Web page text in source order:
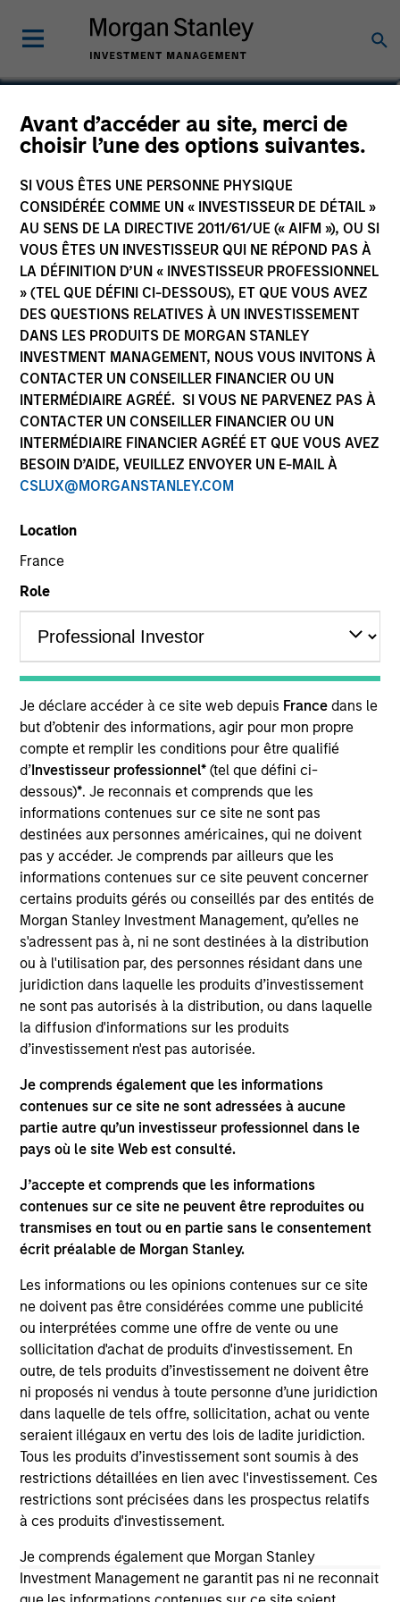
Avant d’accéder au site, merci de
choisir l’une des options suivantes.
SI VOUS ÊTES UNE PERSONNE PHYSIQUE
CONSIDÉRÉE COMME UN « INVESTISSEUR DE DÉTAIL »
AU SENS DE LA DIRECTIVE 2011/61/UE (« AIFM »), OU SI
VOUS ÊTES UN INVESTISSEUR QUI NE RÉPOND PAS À
LA DÉFINITION D’UN « INVESTISSEUR PROFESSIONNEL
» (TEL QUE DÉFINI CI-DESSOUS), ET QUE VOUS AVEZ
DES QUESTIONS RELATIVES À UN INVESTISSEMENT
DANS LES PRODUITS DE MORGAN STANLEY
INVESTMENT MANAGEMENT, NOUS VOUS INVITONS À
CONTACTER UN CONSEILLER FINANCIER OU UN
INTERMÉDIAIRE AGRÉÉ. SI VOUS NE PARVENEZ PAS À
CONTACTER UN CONSEILLER FINANCIER OU UN
INTERMÉDIAIRE FINANCIER AGRÉÉ ET QUE VOUS AVEZ
BESOIN D’AIDE, VEUILLEZ ENVOYER UN E-MAIL À
CSLUX@MORGANSTANLEY.COM
Location
France
Role
Je déclare accéder à ce site web depuis France dans le
but d’obtenir des informations, agir pour mon propre
compte et remplir les conditions pour être qualifié
d’Investisseur professionnel*(tel que défini ci-
dessous)*. Je reconnais et comprends que les
informations contenues sur ce site ne sont pas
destinées aux personnes américaines, qui ne doivent
pas y accéder. Je comprends par ailleurs que les
informations contenues sur ce site peuvent concerner
certains produits gérés ou conseillés par des entités de
Morgan Stanley Investment Management, qu’elles ne
s'adressent pas à, ni ne sont destinées à la distribution
ou à l'utilisation par, des personnes résidant dans une
juridiction dans laquelle les produits d’investissement
ne sont pas autorisés à la distribution, ou dans laquelle
la diffusion d'informations sur les produits
d’investissement n'est pas autorisée.
Je comprends également que les informations
contenues sur ce site ne sont adressées à aucune
partie autre qu’un investisseur professionnel dans le
pays où le site Web est consulté.
J’accepte et comprends que les informations
contenues sur ce site ne peuvent être reproduites ou
transmises en tout ou en partie sans le consentement
écrit préalable de Morgan Stanley.
Les informations ou les opinions contenues sur ce site
ne doivent pas être considérées comme une publicité
ou interprétées comme une offre de vente ou une
sollicitation d'achat de produits d'investissement. En
outre, de tels produits d’investissement ne doivent être
ni proposés ni vendus à toute personne d’une juridiction
dans laquelle de tels offre, sollicitation, achat ou vente
seraient illégaux en vertu des lois de ladite juridiction.
Tous les produits d’investissement sont soumis à des
restrictions détaillées en lien avec l'investissement. Ces
restrictions sont précisées dans les prospectus relatifs
à ces produits d'investissement.
Je comprends également que Morgan Stanley
Investment Management ne garantit pas ni ne reconnait
Teppei Adachi
Vice President
YEARS OF INDUSTRY EXPERIENCE
Years
Teppei is a portfolio specialist on the International
Equity team, based in Tokyo. He joined Morgan
Stanley in 2020 and has 13 years of industry
experience. Prior to joining the firm, he worked at
Nomura Securities in the Equity Derivatives,
Execution Sales Trading and Prime Brokerage
businesses. Teppei holds a B.A in Political Science
from Waseda University.
May not represent all Team Members.
The information on this page is for informational
purposes only. The information contained herein does
offering of advisory services or an offer to sell or a
solicitation of an offer to buy any securities in any
jurisdiction in which such offer or solicitation,
purchase or sale would be unlawful under the
securities, insurance or other laws of such jurisdiction.
All investing involves risks, including a loss of principal.
Please refer to the strategy detail page for important
information on the strategy, including additional risk
considerations.
Morgan Stanley
Morgan Stanley Careers